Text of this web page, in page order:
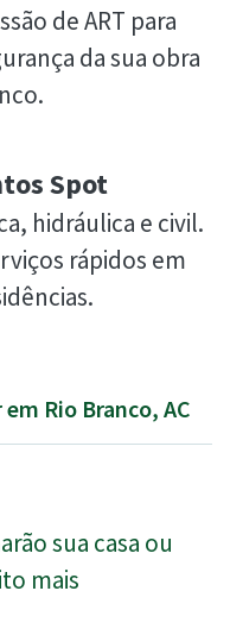
de ART para
da sua obra
Spot
hidráulica e civil.
rápidos em
Rio Branco, AC
sua casa ou
mais